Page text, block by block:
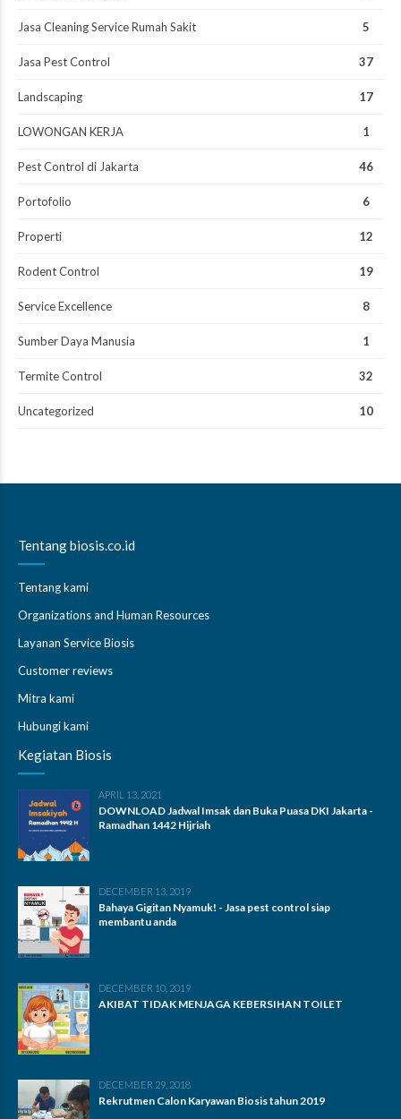
Jasa Cleaning Service Rumah Sakit 5
Jasa Pest Control 37
Landscaping 17
LOWONGAN KERJA 1
Pest Control di Jakarta 46
Portofolio 6
Properti 12
Rodent Control 19
Service Excellence 8
Sumber Daya Manusia 1
Termite Control 32
Uncategorized 10
Tentang biosis.co.id
Tentang kami
Organizations and Human Resources
Layanan Service Biosis
Customer reviews
Mitra kami
Hubungi kami
Kegiatan Biosis
APRIL 13, 2021
DOWNLOAD Jadwal Imsak dan Buka Puasa DKI Jakarta -
Ramadhan 1442 Hijriah
DECEMBER 13, 2019
Bahaya Gigitan Nyamuk! - Jasa pest control siap
membantu anda
DECEMBER 10, 2019
AKIBAT TIDAK MENJAGA KEBERSIHAN TOILET
DECEMBER 29, 2018
Rekrutmen Calon Karyawan Biosis tahun 2019